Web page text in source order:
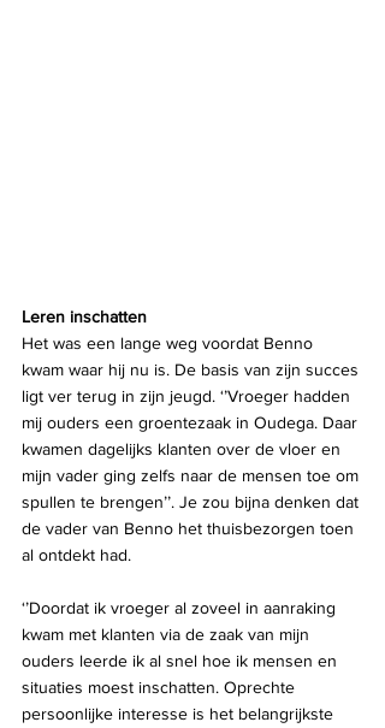
Leren inschatten
Het was een lange weg voordat Benno
kwam waar hij nu is. De basis van zijn succes
ligt ver terug in zijn jeugd. ‘’Vroeger hadden
mij ouders een groentezaak in Oudega. Daar
kwamen dagelijks klanten over de vloer en
mijn vader ging zelfs naar de mensen toe om
spullen te brengen’’. Je zou bijna denken dat
de vader van Benno het thuisbezorgen toen
al ontdekt had.
‘’Doordat ik vroeger al zoveel in aanraking
kwam met klanten via de zaak van mijn
ouders leerde ik al snel hoe ik mensen en
situaties moest inschatten. Oprechte
persoonlijke interesse is het belangrijkste